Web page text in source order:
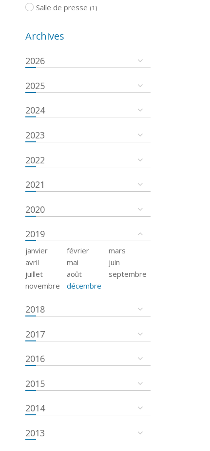
Salle de presse (1)
Archives
2026
2025
2024
2023
2022
2021
2020
2019
janvier février
mars
avril
mai
juin
juillet
août
septembre
novembre
décembre
2018
2017
2016
2015
2014
2013